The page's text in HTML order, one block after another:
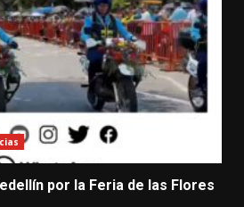
por la Feria de las Flores